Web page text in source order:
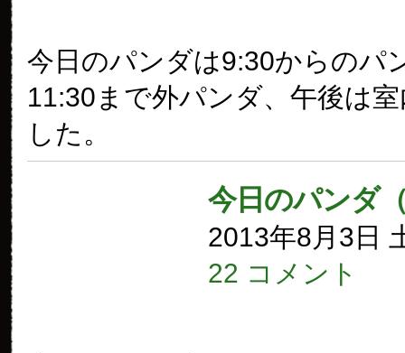
今日のパンダは9:30からのパ
11:30まで外パンダ、午後は
した。
今日のパンダ
2013年8月3日
22 コメント